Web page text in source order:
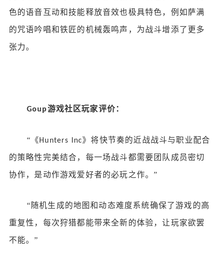
色的语音互动和技能释放音效也极具特色，例如萨满
的咒语吟唱和铁匠的机械轰鸣声，为战斗增添了更多
张力。
Goup游戏社区玩家评价：
“《 Hunters Inc》将快节奏的近战战斗与职业配合
的策略性完美结合，每一场战斗都需要团队成员密切
协作，是动作游戏爱好者的必玩之作。”
“随机生成的地图和动态难度系统确保了游戏的高
重复性，每次狩猎都能带来全新的体验，让玩家欲罢
不能。”